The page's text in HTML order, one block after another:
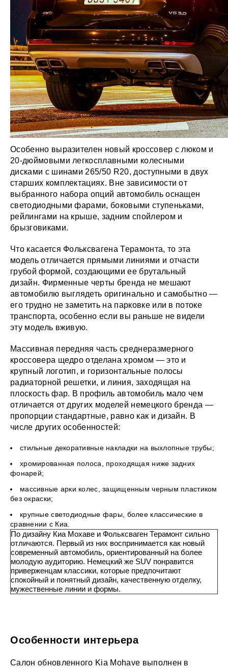
Особенно выразителен новый кроссовер с люком и
20-дюймовыми легкосплавными колесными
дисками с шинами 265/50 R20, доступными в двух
старших комплектациях. Вне зависимости от
выбранного набора опций автомобиль оснащен
светодиодными фарами, боковыми ступеньками,
рейлингами на крыше, задним спойлером и
брызговиками.
Что касается Фольксвагена Терамонта, то эта
модель отличается прямыми линиями и отчасти
грубой формой, создающими ее брутальный
дизайн. Фирменные черты бренда не мешают
автомобилю выглядеть оригинально и самобытно —
его трудно не заметить на парковке или в потоке
транспорта, особенно если вы раньше не видели
эту модель вживую.
Массивная передняя часть среднеразмерного
кроссовера щедро отделана хромом — это и
крупный логотип, и горизонтальные полосы
радиаторной решетки, и линия, заходящая на
плоскость фар. В профиль автомобиль мало чем
отличается от других моделей немецкого бренда —
пропорции стандартные, равно как и дизайн. В
числе других особенностей:
стильные декоративные накладки на выхлопные трубы;
хромированная полоса, проходящая ниже задних
фонарей;
массивные арки колес, защищенным черным пластиком
без окраски;
крупные светодиодные фары, более классические в
сравнении с Киа.
По дизайну Киа Мохаве и Фольксваген Терамонт сильно
отличаются. Первый из них воспринимается как новый
современный автомобиль, ориентированный на более
молодую аудиторию. Немецкий же SUV понравится
приверженцам классики, которые предпочитают
спокойный и понятный дизайн, качественную отделку,
мужественные линии и формы.
Особенности интерьера
Салон обновленного Kia Mohave выполнен в